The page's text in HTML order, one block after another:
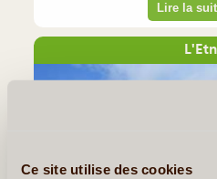
Ce site utilise des cookies
Lire la